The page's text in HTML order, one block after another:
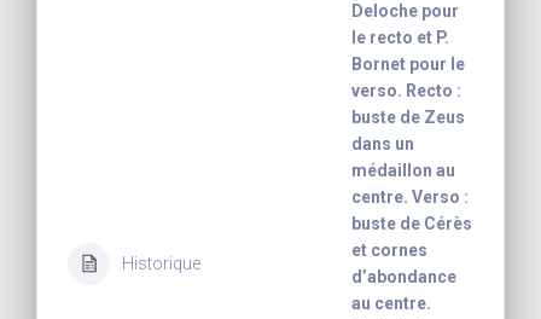
Historique
Deloche pour
le recto et P.
Bornet pour le
verso. Recto :
buste de Zeus
dans un
médaillon au
centre. Verso :
buste de Cérès
et cornes
d’abondance
au centre.